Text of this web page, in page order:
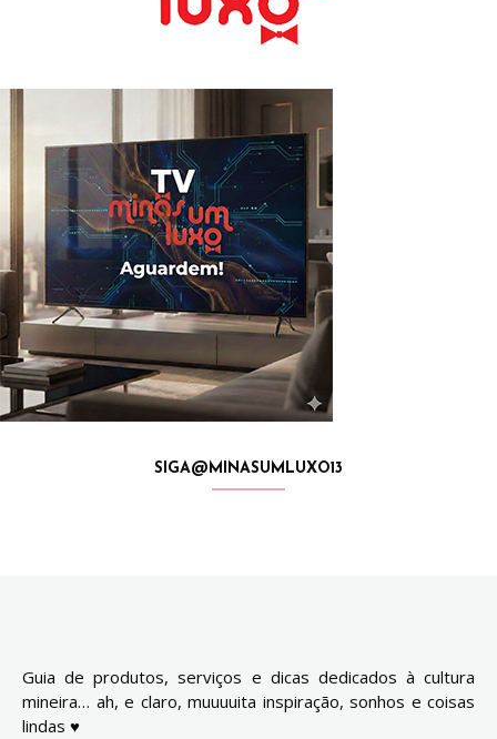
SIGA@MINASUMLUXO13
Guia de produtos, serviços e dicas dedicados à cultura
mineira… ah, e claro, muuuuita inspiração, sonhos e coisas
lindas ♥